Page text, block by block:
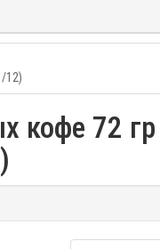
12)
кофе 72